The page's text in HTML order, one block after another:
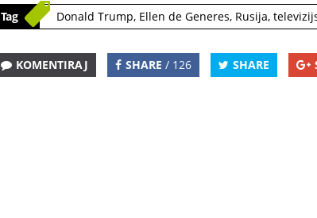
Tag Donald Trump, Ellen de Generes, Rusija,
KOMENTIRAJ SHARE / 126 SHARE